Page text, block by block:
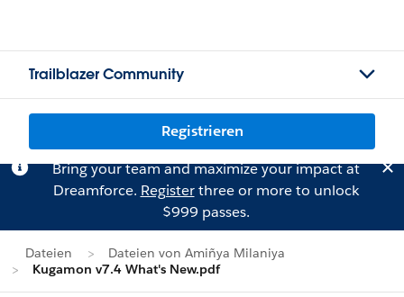
Trailblazer Community
Registrieren
Bring your team and maximize your impact at
Dreamforce. Registerthree or more to unlock
$999 passes.
Dateien
Dateien von Amiñya Milaniya
Kugamon v7.4 What's New.pdf